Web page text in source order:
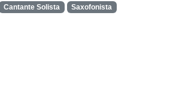
Cantante Solista Saxofonista